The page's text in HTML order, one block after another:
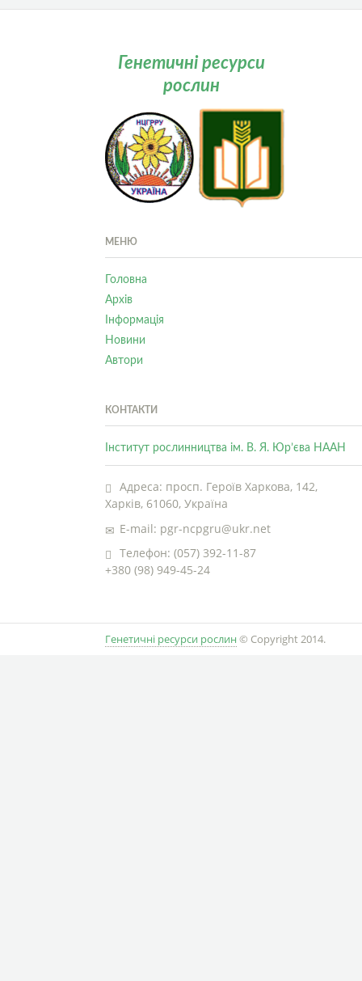
Генетичні ресурси
рослин
МЕНЮ
Головна
Архів
Інформація
Новини
Автори
КОНТАКТИ
Інститут рослинництва ім. В. Я. Юр’єва НААН
Адреса: просп. Героїв Харкова, 142,
Харків, 61060, Україна
E-mail: pgr-ncpgru@ukr.net
Телефон: (057) 392-11-87
+380 (98) 949-45-24
Генетичні ресурси рослин © Copyright 2014.